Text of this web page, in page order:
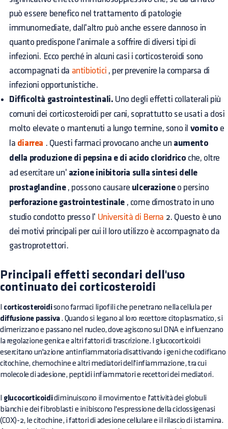
può essere benefico nel trattamento di patologie
immunomediate, dall'altro può anche essere dannoso in
quanto predispone l'animale a soffrire di diversi tipi di
infezioni. Ecco perché in alcuni casi i corticosteroidi sono
accompagnati da antibiotici , per prevenire la comparsa di
infezioni opportunistiche.
Difficoltà gastrointestinali. Uno degli effetti collaterali più
comuni dei corticosteroidi per cani, soprattutto se usati a dosi
molto elevate o mantenuti a lungo termine, sono il vomito e
la diarrea . Questi farmaci provocano anche un aumento
della produzione di pepsina e di acido cloridrico che, oltre
ad esercitare un' azione inibitoria sulla sintesi delle
prostaglandine, possono causare ulcerazioneo persino
perforazione gastrointestinale , come dimostrato in uno
studio condotto presso l' Università di Berna 2. Questo è uno
dei motivi principali per cui il loro utilizzo è accompagnato da
gastroprotettori.
Principali effetti secondari dell'uso
continuato dei corticosteroidi
corticosteroidisono farmaci lipofili che penetrano nella cellula per
diffusione passiva. Quando si legano al loro recettore citoplasmatico, si
dimerizzano e passano nel nucleo, dove agiscono sul DNA e influenzano
la regolazione genica e altri fattori di trascrizione. I glucocorticoidi
esercitano un'azione antinfiammatoria disattivando i geni che codificano
citochine, chemochine e altri mediatori dell'infiammazione, tra cui
molecole di adesione, peptidi infiammatori e recettori dei mediatori.
glucocorticoididiminuiscono il movimento e l'attività dei globuli
bianchi e dei fibroblasti e inibiscono l'espressione della ciclossigenasi
(COX)-2, le citochine, i fattori di adesione cellulare e il rilascio di istamina.